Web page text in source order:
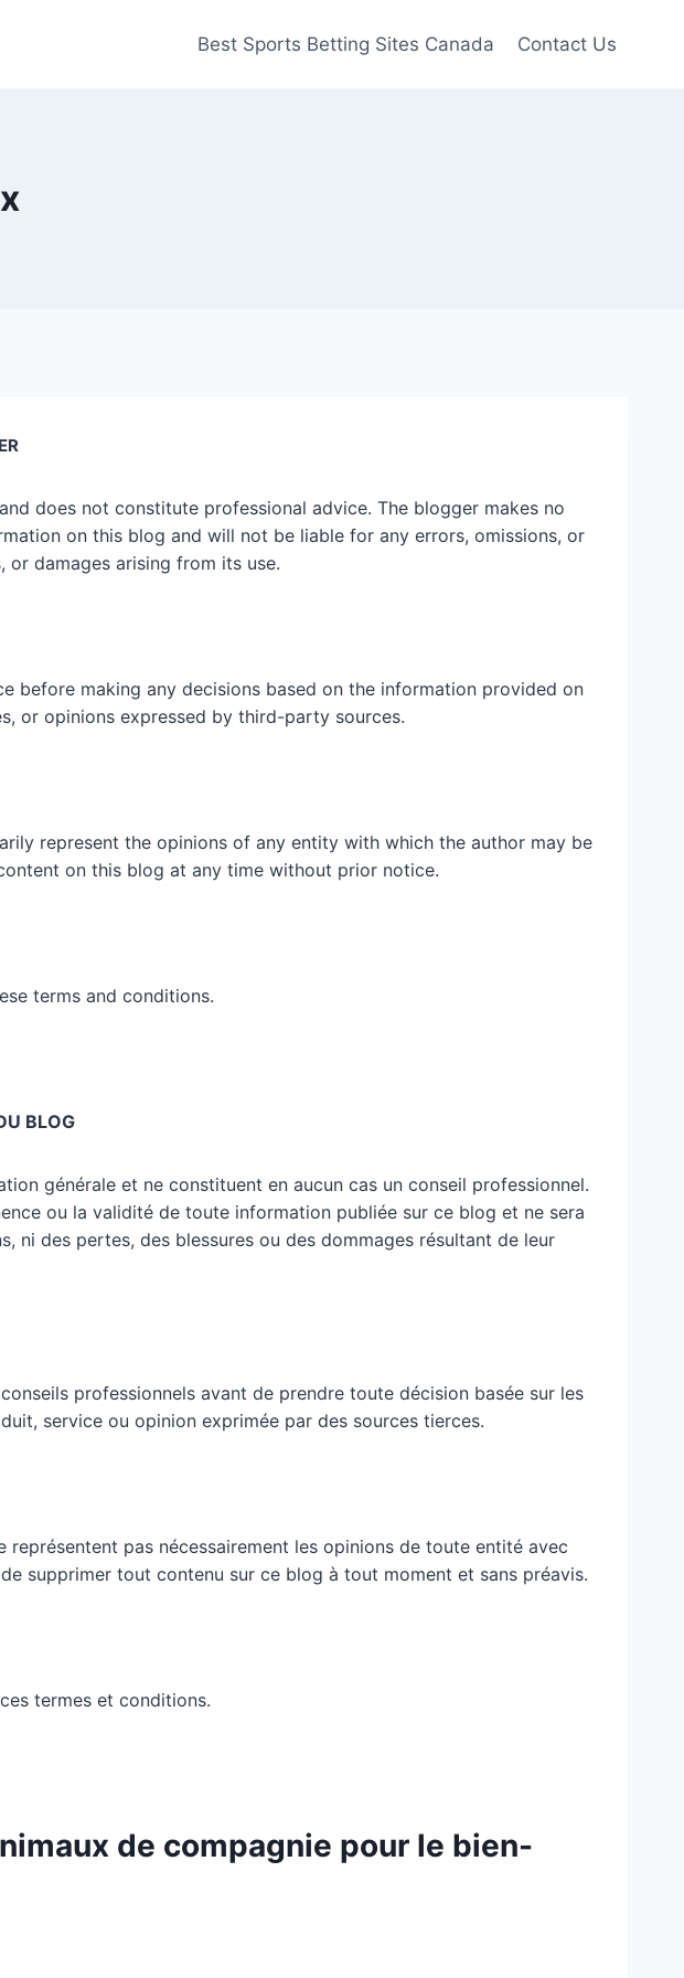
Best Sports Betting Sites Canada Contact Us
does not constitute professional advice. The blogger makes no
on this blog and will not be liable for any errors, omissions, or
or damages arising from its use.
before making any decisions based on the information provided on
or opinions expressed by third-party sources.
represent the opinions of any entity with which the author may be
on this blog at any time without prior notice.
terms and conditions.
BLOG
générale et ne constituent en aucun cas un conseil professionnel.
ou la validité de toute information publiée sur ce blog et ne sera
ni des pertes, des blessures ou des dommages résultant de leur
professionnels avant de prendre toute décision basée sur les
service ou opinion exprimée par des sources tierces.
pas nécessairement les opinions de toute entité avec
supprimer tout contenu sur ce blog à tout moment et sans préavis.
termes et conditions.
de compagnie pour le bien-